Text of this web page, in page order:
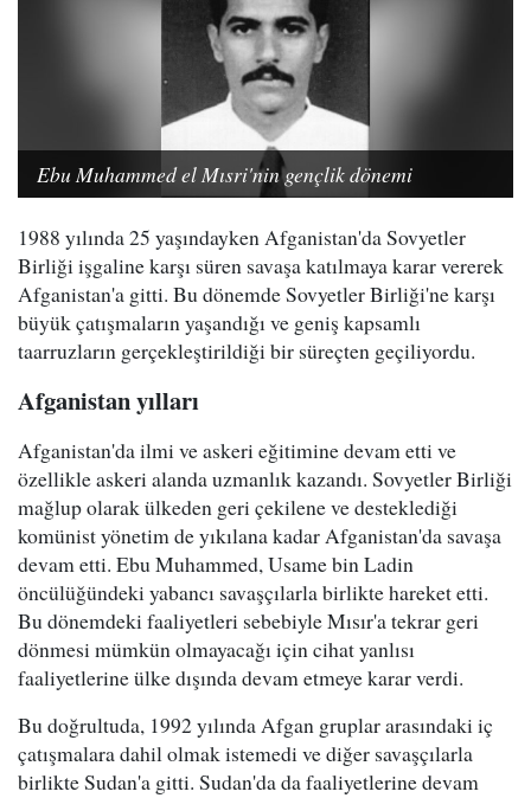
Ebu Muhammed el Mısri'nin gençlik dönemi
1988 yılında 25 yaşındayken Afganistan'da Sovyetler
Birliği işgaline karşı süren savaşa katılmaya karar vererek
Afganistan'a gitti. Bu dönemde Sovyetler Birliği'ne karşı
büyük çatışmaların yaşandığı ve geniş kapsamlı
taarruzların gerçekleştirildiği bir süreçten geçiliyordu.
Afganistan yılları
Afganistan'da ilmi ve askeri eğitimine devam etti ve
özellikle askeri alanda uzmanlık kazandı. Sovyetler Birliği
mağlup olarak ülkeden geri çekilene ve desteklediği
komünist yönetim de yıkılana kadar Afganistan'da savaşa
devam etti. Ebu Muhammed, Usame bin Ladin
öncülüğündeki yabancı savaşçılarla birlikte hareket etti.
Bu dönemdeki faaliyetleri sebebiyle Mısır'a tekrar geri
dönmesi mümkün olmayacağı için cihat yanlısı
faaliyetlerine ülke dışında devam etmeye karar verdi.
Bu doğrultuda, 1992 yılında Afgan gruplar arasındaki iç
çatışmalara dahil olmak istemedi ve diğer savaşçılarla
birlikte Sudan'a gitti. Sudan'da da faaliyetlerine devam